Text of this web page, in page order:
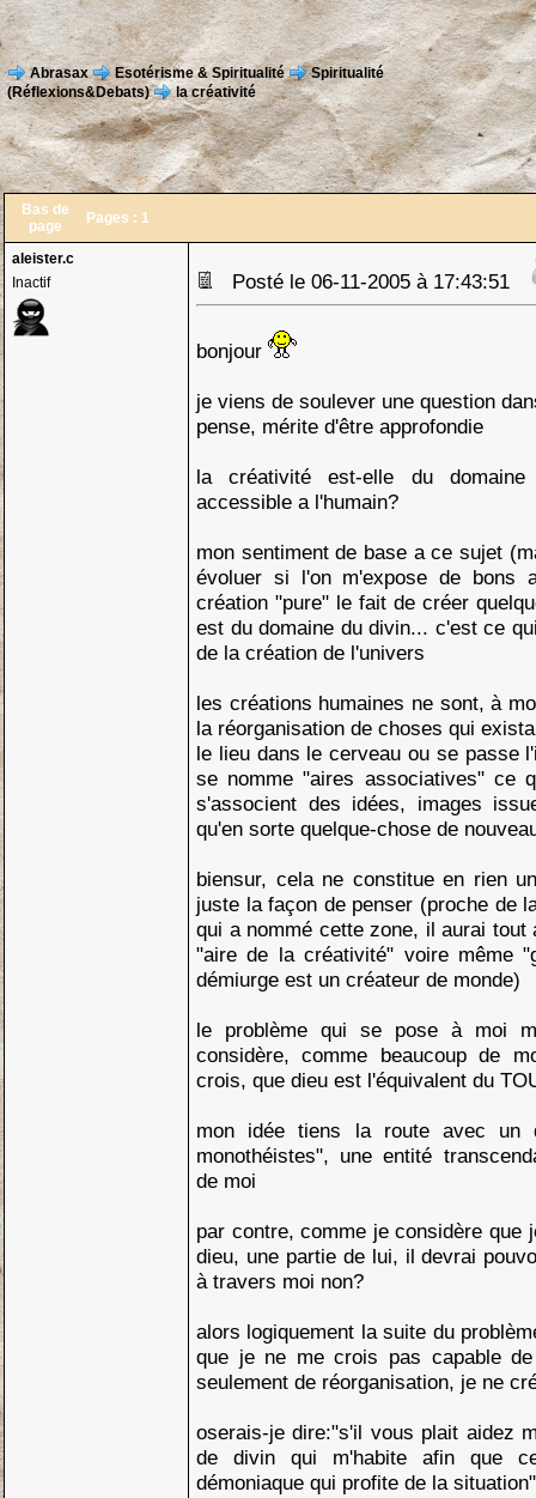
Abrasax Esotérisme & Spiritualité
Spiritualité
(Réflexions&Debats)
la créativité
Bas de
page
Pages : 1
aleister.c
Inactif
Posté le 06-11-2005 à 17:43:51
bonjour
je viens de soulever une question
pense, mérite d'être approfondie
la créativité est-elle du
accessible a l'humain?
mon sentiment de base a ce sujet
évoluer si l'on m'expose de bons
création "pure" le fait de créer
est du domaine du divin... c'est ce
de la création de l'univers
les créations humaines ne sont, à
la réorganisation de choses qui
le lieu dans le cerveau ou se passe
se nomme "aires associatives" ce
s'associent des idées, images
qu'en sorte quelque-chose de
biensur, cela ne constitue en rien
juste la façon de penser (proche de
qui a nommé cette zone, il aurai tout
"aire de la créativité" voire même
démiurge est un créateur de monde)
le problème qui se pose à moi
considère, comme beaucoup de
crois, que dieu est l'équivalent du
mon idée tiens la route avec un
monothéistes", une entité
de moi
par contre, comme je considère que
dieu, une partie de lui, il devrai
à travers moi non?
alors logiquement la suite du
que je ne me crois pas capable
seulement de réorganisation, je ne
oserais-je dire:"s'il vous plait aidez
de divin qui m'habite afin que
démoniaque qui profite de la